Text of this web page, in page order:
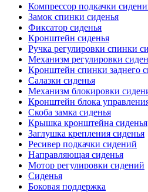
Компрессор подкачки
Замок спинки сиденья
Фиксатор сиденья
Кронштейн сиденья
Ручка регулировки спинки
Механизм регулировки
Кронштейн спинки заднего
Салазки сиденья
Механизм блокировки
Кронштейн блока
Скоба замка сиденья
Крышка кронштейна сиденья
Заглушка крепления сиденья
Ресивер подкачки сидений
Направляющая сиденья
Мотор регулировки сидений
Сиденья
Боковая поддержка